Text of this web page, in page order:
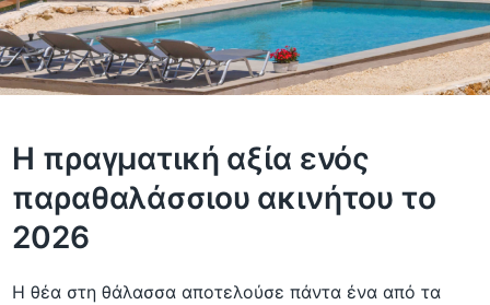
Η πραγματική αξία ενός
παραθαλάσσιου ακινήτου το
2026
Η θέα στη θάλασσα αποτελούσε πάντα ένα από τα